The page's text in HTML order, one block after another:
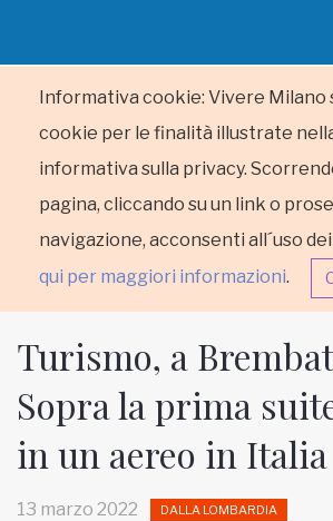
Informativa cookie: Vivere Milano
cookie per le finalità illustrate
informativa sulla privacy.
pagina, cliccando su un link o
navigazione, acconsenti all´uso
qui per maggiori informazioni.
HOME
Turismo, a
Sopra la prima
in un aereo in Italia
13 marzo 2022 DALLA LOMBARDIA